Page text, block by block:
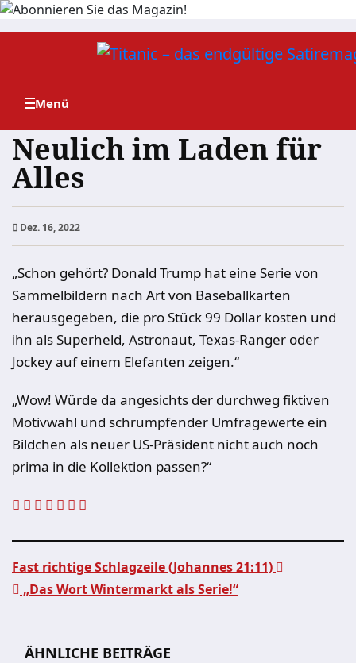
Zum
Neulich im Laden für
Alles
Dez. 16, 2022
„Schon gehört? Donald Trump hat eine Serie von
Sammelbildern nach Art von Baseballkarten
herausgegeben, die pro Stück 99 Dollar kosten und
ihn als Superheld, Astronaut, Texas-Ranger oder
Jockey auf einem Elefanten zeigen.“
„Wow! Würde da angesichts der durchweg fiktiven
Motivwahl und schrumpfender Umfragewerte ein
Bildchen als neuer US-Präsident nicht auch noch
prima in die Kollektion passen?“
Fast richtige Schlagzeile (Johannes 21:11)
„Das Wort Wintermarkt als Serie!“
ÄHNLICHE BEITRÄGE